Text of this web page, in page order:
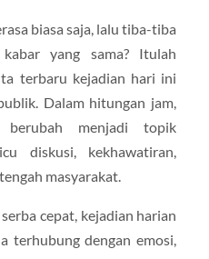
biasa saja, lalu tiba-tiba
yang sama? Itulah
terbaru kejadian hari ini
Dalam hitungan jam,
menjadi topik
diskusi, kekhawatiran,
masyarakat.
cepat, kejadian harian
terhubung dengan emosi,